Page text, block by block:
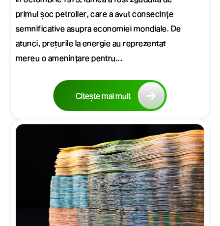
primul șoc petrolier, care a avut consecințe
semnificative asupra economiei mondiale. De
atunci, prețurile la energie au reprezentat
mereu o amenințare pentru...
Citește mai mult